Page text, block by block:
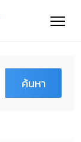
ค้นหา